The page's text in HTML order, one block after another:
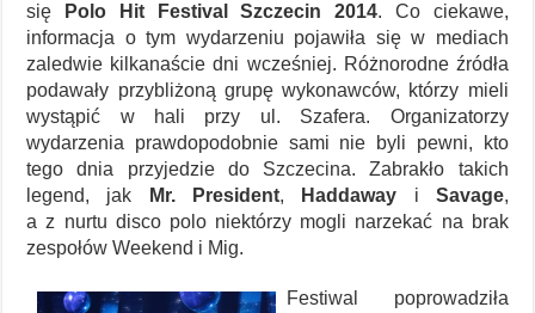
się
Polo Hit Festival Szczecin 2014. Co ciekawe,
informacja o tym wydarzeniu pojawiła się w mediach
zaledwie kilkanaście dni wcześniej. Różnorodne źródła
podawały przybliżoną grupę wykonawców, którzy mieli
wystąpić w hali przy ul. Szafera. Organizatorzy
wydarzenia prawdopodobnie sami nie byli pewni, kto
tego dnia przyjedzie do Szczecina. Zabrakło takich
legend, jak
Mr. President, Haddaway i Savage,
a z nurtu disco polo niektórzy mogli narzekać na brak
zespołów Weekend i Mig.
Festiwal poprowadziła